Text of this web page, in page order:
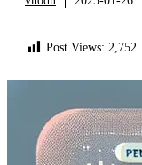
Post Views: 2,752